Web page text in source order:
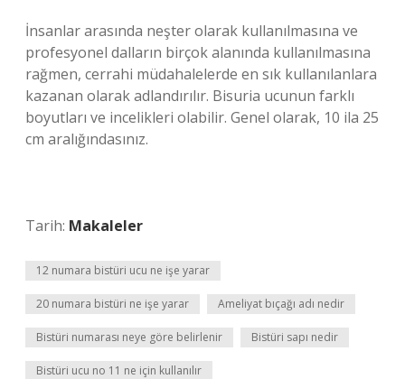
İnsanlar arasında neşter olarak kullanılmasına ve
profesyonel dalların birçok alanında kullanılmasına
rağmen, cerrahi müdahalelerde en sık kullanılanlara
kazanan olarak adlandırılır. Bisuria ucunun farklı
boyutları ve incelikleri olabilir. Genel olarak, 10 ila 25
cm aralığındasınız.
Tarih: Makaleler
12 numara bistüri ucu ne işe yarar
20 numara bistüri ne işe yarar Ameliyat bıçağı adı nedir
Bistüri numarası neye göre belirlenir Bistüri sapı nedir
Bistüri ucu no 11 ne için kullanılır